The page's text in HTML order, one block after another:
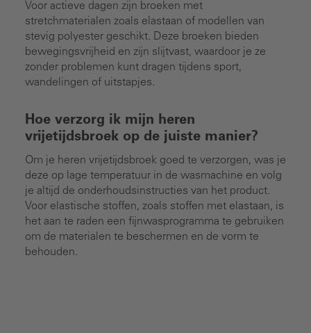
Voor actieve dagen zijn broeken met
stretchmaterialen zoals elastaan of modellen van
stevig polyester geschikt. Deze broeken bieden
bewegingsvrijheid en zijn slijtvast, waardoor je ze
zonder problemen kunt dragen tijdens sport,
wandelingen of uitstapjes.
Hoe verzorg ik mijn heren
vrijetijdsbroek op de juiste manier?
Om je heren vrijetijdsbroek goed te verzorgen, was je
deze op lage temperatuur in de wasmachine en volg
je altijd de onderhoudsinstructies van het product.
Voor elastische stoffen, zoals stoffen met elastaan, is
het aan te raden een fijnwasprogramma te gebruiken
om de materialen te beschermen en de vorm te
behouden.